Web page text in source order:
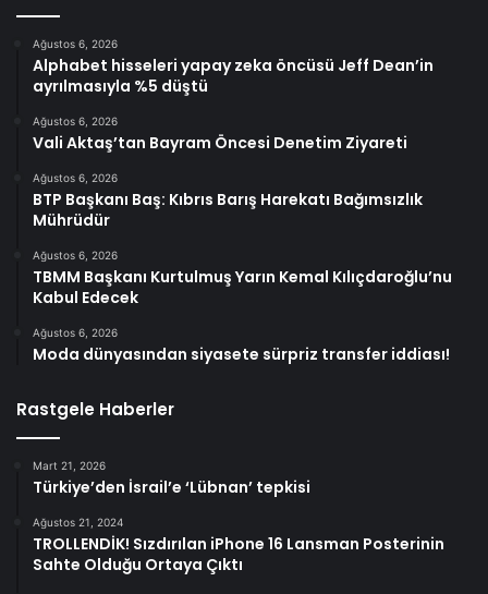
Ağustos 6, 2026
Alphabet hisseleri yapay zeka öncüsü Jeff Dean’in
ayrılmasıyla %5 düştü
Ağustos 6, 2026
Vali Aktaş’tan Bayram Öncesi Denetim Ziyareti
Ağustos 6, 2026
BTP Başkanı Baş: Kıbrıs Barış Harekatı Bağımsızlık
Mührüdür
Ağustos 6, 2026
TBMM Başkanı Kurtulmuş Yarın Kemal Kılıçdaroğlu’nu
Kabul Edecek
Ağustos 6, 2026
Moda dünyasından siyasete sürpriz transfer iddiası!
Rastgele Haberler
Mart 21, 2026
Türkiye’den İsrail’e ‘Lübnan’ tepkisi
Ağustos 21, 2024
TROLLENDİK! Sızdırılan iPhone 16 Lansman Posterinin
Sahte Olduğu Ortaya Çıktı